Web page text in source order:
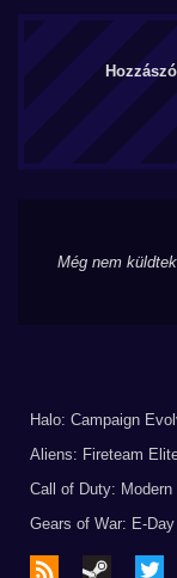
Még nem
Halo: Campaign
Aliens: Fireteam
Call of Duty: Modern
Gears of War: E-Day